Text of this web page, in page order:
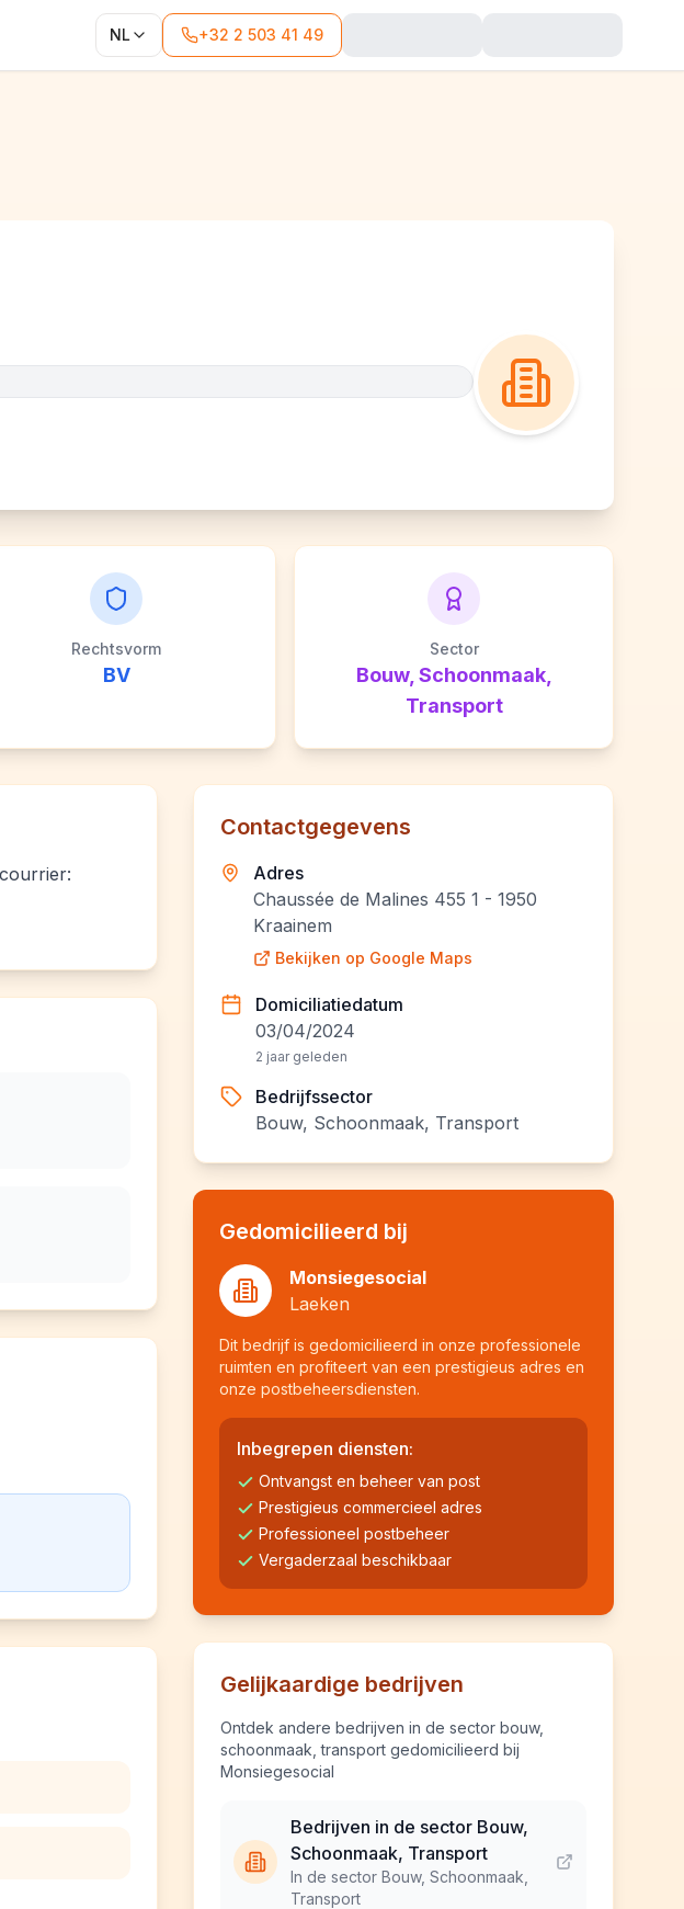
NL +32 2 503 41 49
Rechtsvorm
BV
Sector
Bouw, Schoonmaak,
Transport
Contactgegevens
Adres
Chaussée de Malines 455 1 - 1950
Kraainem
Bekijken op Google Maps
Domiciliatiedatum
03/04/2024
2 jaar geleden
Bedrijfssector
Bouw, Schoonmaak, Transport
Gedomicilieerd bij
Monsiegesocial
Laeken
Dit bedrijf is gedomicilieerd in onze professionele
ruimten en profiteert van een prestigieus adres en
onze postbeheersdiensten.
Inbegrepen diensten:
Ontvangst en beheer van post
Prestigieus commercieel adres
Professioneel postbeheer
Vergaderzaal beschikbaar
Gelijkaardige bedrijven
Ontdek andere bedrijven in de sector bouw,
schoonmaak, transport gedomicilieerd bij
Monsiegesocial
Bedrijven in de sector Bouw,
Schoonmaak, Transport
In de sector Bouw, Schoonmaak,
Transport